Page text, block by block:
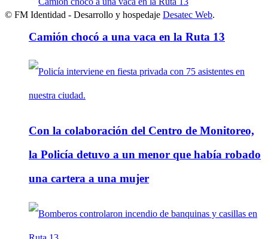
Camión chocó a una vaca en la Ruta 13
Con la colaboración del Centro de Monitoreo,
la Policía detuvo a un menor que había robado
una cartera a una mujer
© FM Identidad - Desarrollo y hospedaje Desatec Web.